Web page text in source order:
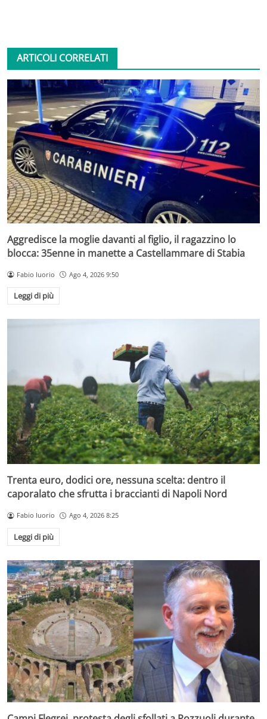
ARTICOLI CORRELATI
Aggredisce la moglie davanti al figlio, il ragazzino lo
blocca: 35enne in manette a Castellammare di Stabia
Fabio Iuorio Ago 4, 2026 9:50
Leggi di più
Trenta euro, dodici ore, nessuna scelta: dentro il
caporalato che sfrutta i braccianti di Napoli Nord
Fabio Iuorio Ago 4, 2026 8:25
Leggi di più